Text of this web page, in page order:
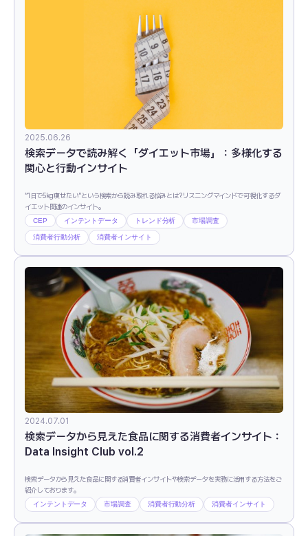
2025.06.26
検索データで読み解く「ダイエット市場」：多様化する
関心と行動インサイト
”1日で5kg痩せたい”という検索から読み取れる悩みとは?リスニングマインドで可視化するダ
イエット関連のインサイト。
CEP インテントデータ トレンド分析 市場調査
消費者行動分析 消費者インサイト
2024.07.01
検索データから見えた食品に関する消費者インサイト：
Data Insight Club vol.2
検索データから見えた食品に関する消費者インサイトや検索データを実務に活用する方法をご
紹介しております。
インテントデータ 市場調査 消費者行動分析 消費者インサイト